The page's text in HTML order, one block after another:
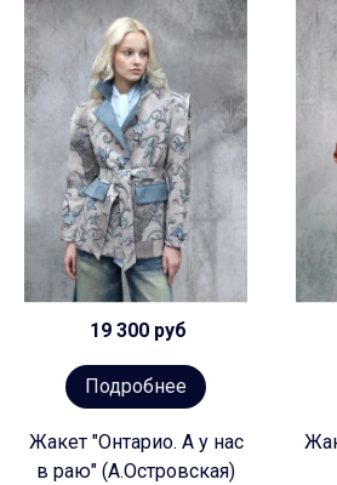
19 300 руб
Подробнее
Жакет "Онтарио. А у нас
в раю" (А.Островская)